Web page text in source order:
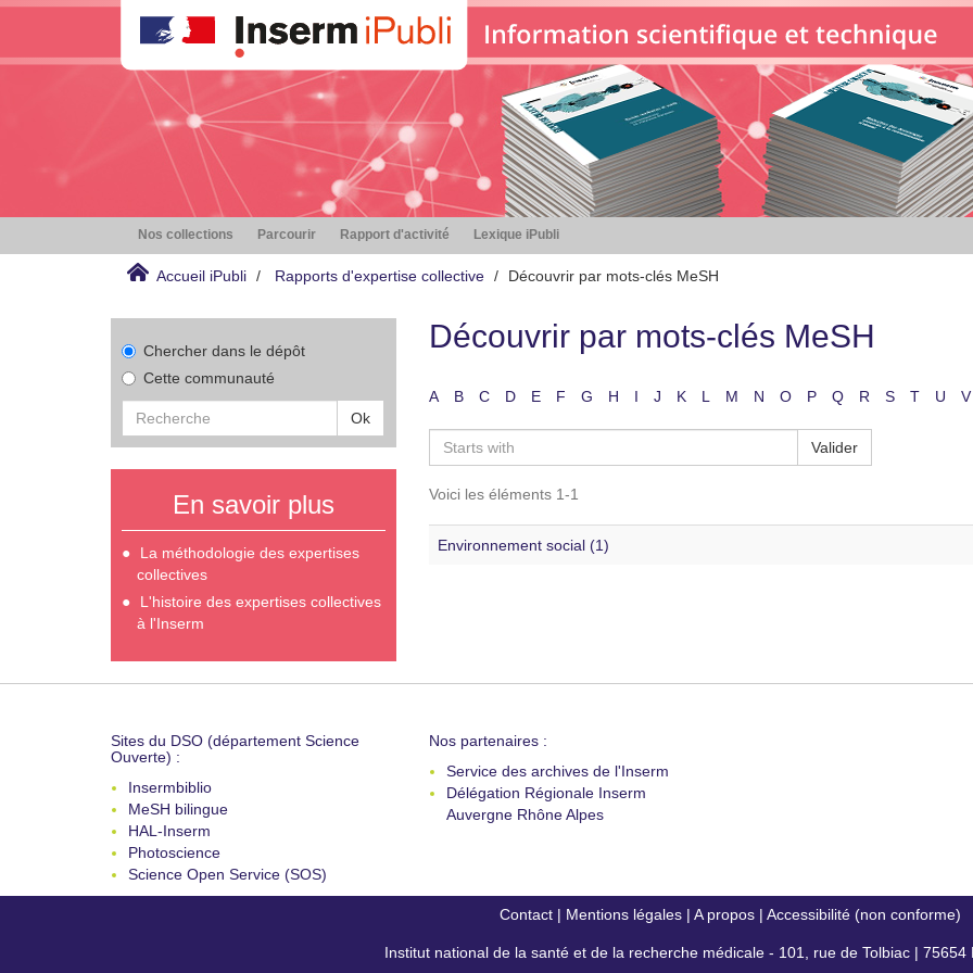
Nos collections Parcourir Rapport d'activité Lexique iPubli
Accueil iPubli Rapports d'expertise collective Découvrir par mots-clés MeSH
Chercher dans le dépôt
Cette communauté
Ok
En savoir plus
La méthodologie des expertises
collectives
L'histoire des expertises collectives
à l'Inserm
Découvrir par mots-clés MeSH
A B C D E F G H I J K L M N O P Q R S T U V
Valider
Voici les éléments 1-1
Environnement social (1)
Sites du DSO (département Science
Ouverte) :
Insermbiblio
MeSH bilingue
HAL-Inserm
Photoscience
Science Open Service (SOS)
Nos partenaires :
Service des archives de l'Inserm
Délégation Régionale Inserm
Auvergne Rhône Alpes
Contact| Mentions légales| A propos| Accessibilité (non conforme)
Institut national de la santé et de la recherche médicale - 101, rue de Tolbiac | 75654